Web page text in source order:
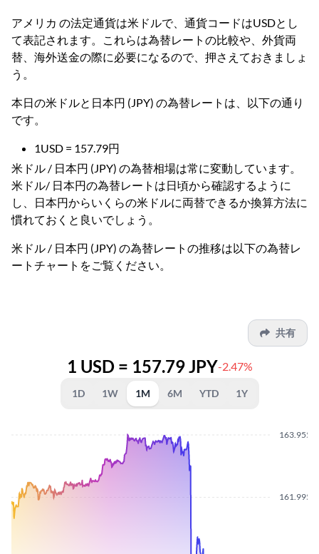
アメリカ の法定通貨は米ドルで、通貨コードはUSDとし
て表記されます。これらは為替レートの比較や、外貨両
替、海外送金の際に必要になるので、押さえておきましょ
う。
本日の米ドルと日本円 (JPY) の為替レートは、以下の通り
です。
1USD = 157.79円
米ドル / 日本円 (JPY) の為替相場は常に変動しています。
米ドル/ 日本円の為替レートは日頃から確認するように
し、日本円からいくらの米ドルに両替できるか換算方法に
慣れておくと良いでしょう。
米ドル / 日本円 (JPY) の為替レートの推移は以下の為替レ
ートチャートをご覧ください。
共有
1 USD = 157.79 JPY-2.47%
1D 1W 1M 6M YTD 1Y
161.9950
163.9550